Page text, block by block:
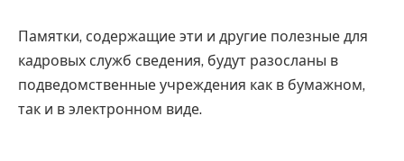
Памятки, содержащие эти и другие полезные для
кадровых служб сведения, будут разосланы в
подведомственные учреждения как в бумажном,
так и в электронном виде.